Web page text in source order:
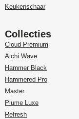
Keukenschaar
Collecties
Cloud Premium
Aichi Wave
Hammer Black
Hammered Pro
Master
Plume Luxe
Refresh